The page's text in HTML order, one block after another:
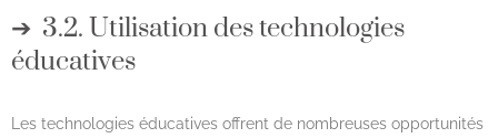
3.2. Utilisation des technologies
éducatives
Les technologies éducatives offrent de nombreuses opportunités